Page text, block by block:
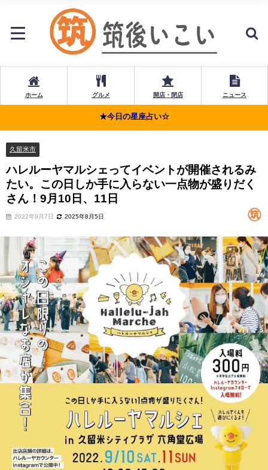
ホーム グルメ 開店・閉店 ニュース
★今日の星座占い☆
久留米市
ハレルーヤマルシェってイベントが開催されるみ
たい。この日しか手に入らない一点物が盛りだく
さん！9月10日、11日
2022年9月7日 2025年8月5日